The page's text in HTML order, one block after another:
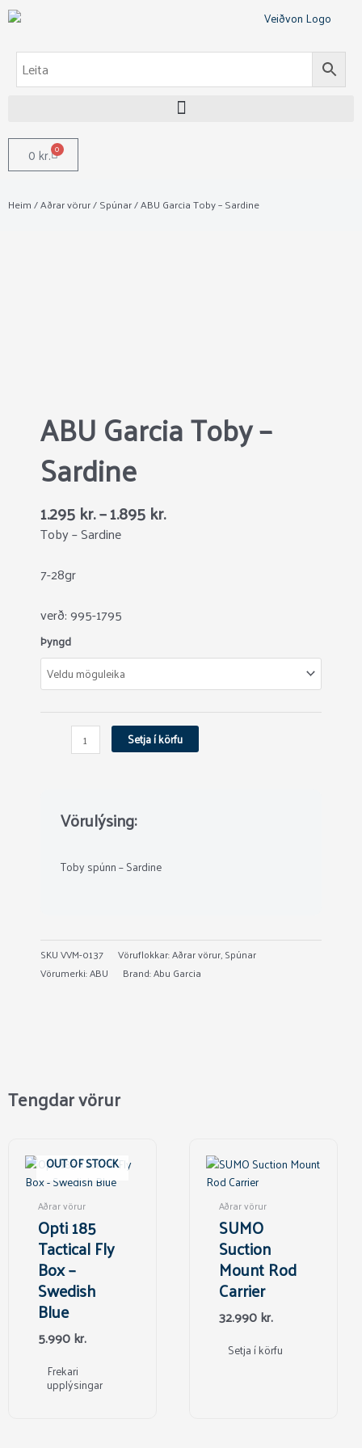
Skip
to
0kr. 0
Cart
Heim/Aðrar vörur/Spúnar/ ABU Garcia Toby – Sardine
ABU Garcia Toby –
Sardine
1.295kr.–1.895kr.
Toby – Sardine
7-28gr
verð: 995-1795
Þyngd
ABU
Garcia
Toby
-
Sardine
quantity
Setja í körfu
Vörulýsing:
Toby spúnn – Sardine
SKUVVM-0137 Vöruflokkar:Aðrar vörur,Spúnar
Vörumerki:ABU Brand:Abu Garcia
Tengdar vörur
OUT OF STOCK
Aðrar vörur
Opti 185
Tactical Fly
Box –
Swedish
Blue
5.990kr.
Frekari
upplýsingar
Aðrar vörur
SUMO
Suction
Mount Rod
Carrier
32.990kr.
Setja í körfu